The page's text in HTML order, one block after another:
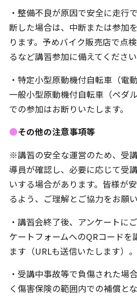
・整備不良が原因で安全に走行
断した場合は、中断または参加
ります。予めバイク販売店で点
るなど講習参加に備えてください
・特定小型原動機付自転車（電
一般小型原動機付自転車（ペダ
での参加はお断りいたします。
●その他の注意事項等
※講習の安全な運営のため、受
導員が確認し、必要に応じて受
いする場合があります。皆様が
るよう、ご理解とご協力をお願い
・講習会終了後、アンケートに
ケートフォームへのQRコードを
ます（URLも送信いたします）。
・受講中事故等で負傷された場
く傷害保険の範囲内での補償とな